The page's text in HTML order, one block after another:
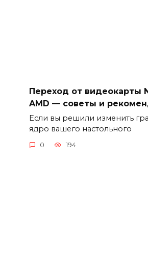
Переход от видеокарты
AMD — советы и
Если вы решили изменить
ядро вашего настольного
0 194